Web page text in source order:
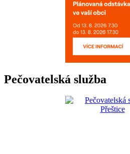
Pečovatelská služba